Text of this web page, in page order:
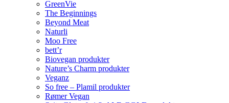
GreenVie
The Beginnings
Beyond Meat
Naturli
Moo Free
bett’r
Biovegan produkter
Nature’s Charm produkter
Veganz
So free – Plamil produkter
Rømer Vegan